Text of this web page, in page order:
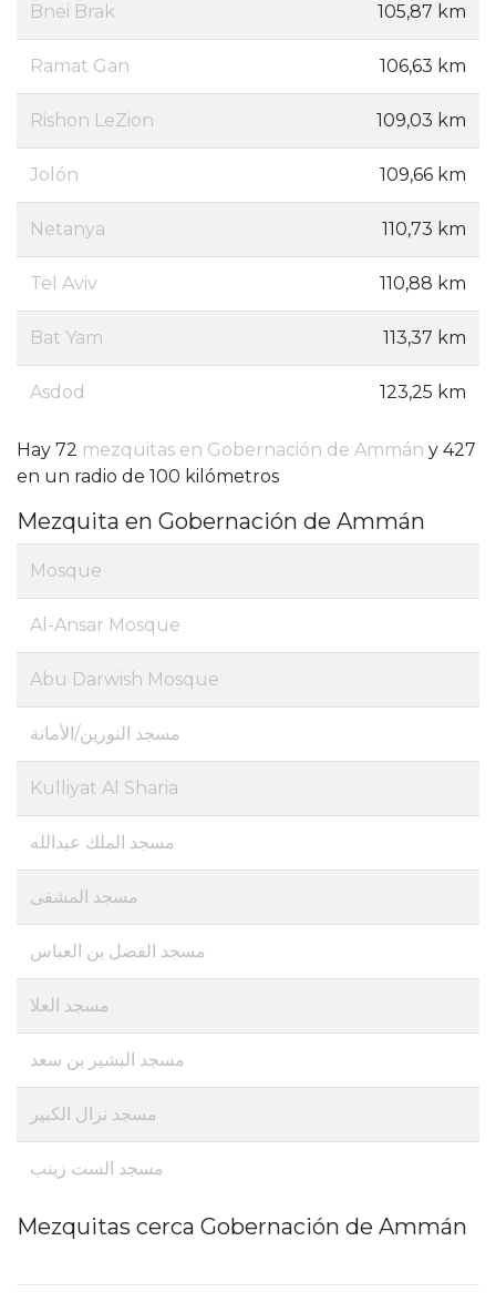
Bnei Brak 105,87 km
Ramat Gan 106,63 km
Rishon LeZion 109,03 km
Jolón 109,66 km
Netanya 110,73 km
Tel Aviv 110,88 km
Bat Yam 113,37 km
Asdod 123,25 km
Hay 72 mezquitas en Gobernación de Ammán y 427
en un radio de 100 kilómetros
Mezquita en Gobernación de Ammán
Mosque
Al-Ansar Mosque
Abu Darwish Mosque
مسجد النورين/الأمانة
Kulliyat Al Sharia
مسجد الملك عبدالله
مسجد المشفى
مسجد الفضل بن العباس
مسجد العلا
مسجد البشير بن سعد
مسجد نزال الكبير
مسجد الست زينب
Mezquitas cerca Gobernación de Ammán